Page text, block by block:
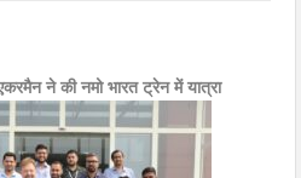
ने की नमो भारत ट्रेन में यात्रा